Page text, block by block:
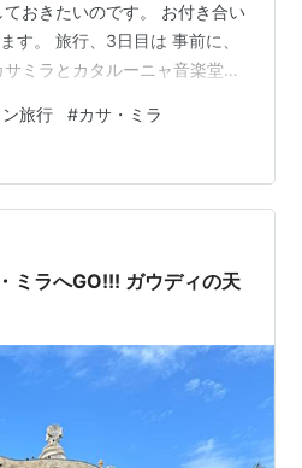
おきたいのです。 お付き合い
す。 旅行、3日目は 事前に、
ミラとカタルーニャ音楽堂を
ラダファミリア サグラダフ
ガウディとはスペインバルセ
ヴォー建築家。 旅行をする前
がガウディのサグラダファミリ
それを見て、 ガウディの思考
旅行 #カサ・ミラ
ラへGO!!! ガウディの天